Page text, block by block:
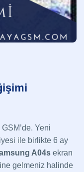
Yeni
ile birlikte 6 ay
A04s ekran
gelmeniz halinde